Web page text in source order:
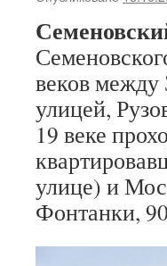
веков между
улицей,
19 веке
улице) и
Фонтанки,